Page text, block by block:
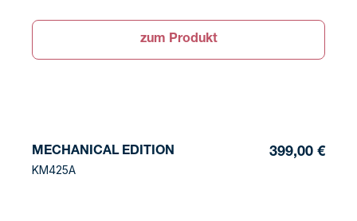
zum Produkt
MECHANICAL EDITION
KM425A
399,00 €